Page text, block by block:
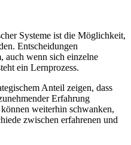
Systeme ist die Möglichkeit,
Entscheidungen
auch wenn sich einzelne
ein Lernprozess.
Anteil zeigen, dass
Erfahrung
weiterhin schwanken,
zwischen erfahrenen und